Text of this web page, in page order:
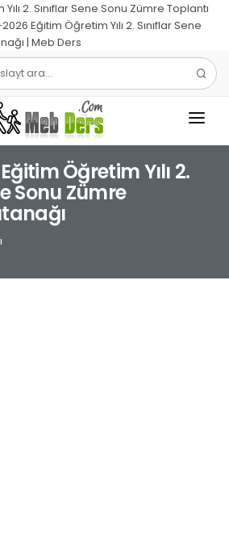
2. Sınıflar Sene Sonu Zümre Toplantı
Eğitim Öğretim Yılı 2. Sınıflar Sene
| Meb Ders
Öğretim Yılı 2.
Sonu Zümre